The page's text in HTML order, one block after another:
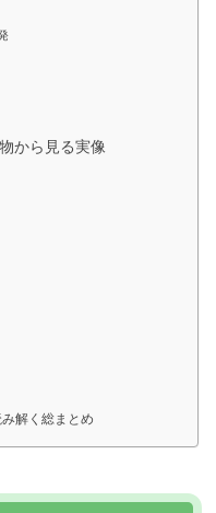
から見る実像
解く総まとめ